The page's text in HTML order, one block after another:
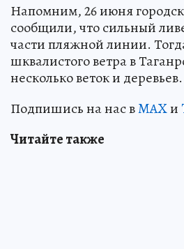
Напомним, 26 июня
сообщили, что сильный
части пляжной линии.
шквалистого ветра в
несколько веток и деревьев.
Подпишись на нас вMAXи
Читайте также